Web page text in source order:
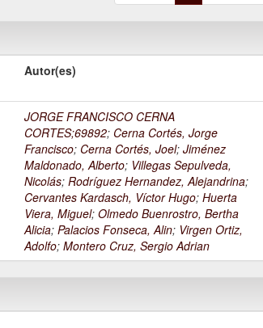
Autor(es)
JORGE FRANCISCO CERNA
CORTES;69892; Cerna Cortés, Jorge
Francisco; Cerna Cortés, Joel;Jiménez
Maldonado, Alberto; Villegas Sepulveda,
Nicolás;Rodríguez Hernandez, Alejandrina;
Cervantes Kardasch, Víctor Hugo;Huerta
Viera, Miguel;Olmedo Buenrostro, Bertha
Alicia;Palacios Fonseca, Alin; Virgen Ortiz,
Adolfo;Montero Cruz, Sergio Adrian